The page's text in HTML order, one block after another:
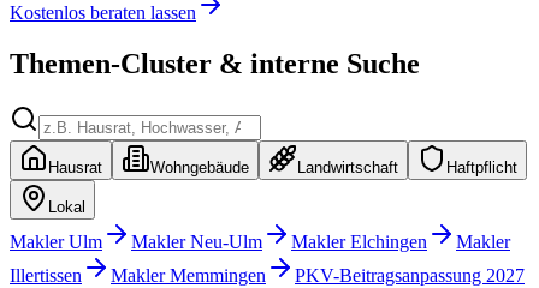
Kostenlos beraten lassen
Themen-Cluster & interne Suche
Hausrat Wohngebäude Landwirtschaft Haftpflicht
Lokal
Makler Ulm Makler Neu-Ulm Makler Elchingen
Makler
Illertissen
Makler Memmingen
PKV-Beitragsanpassung 2027